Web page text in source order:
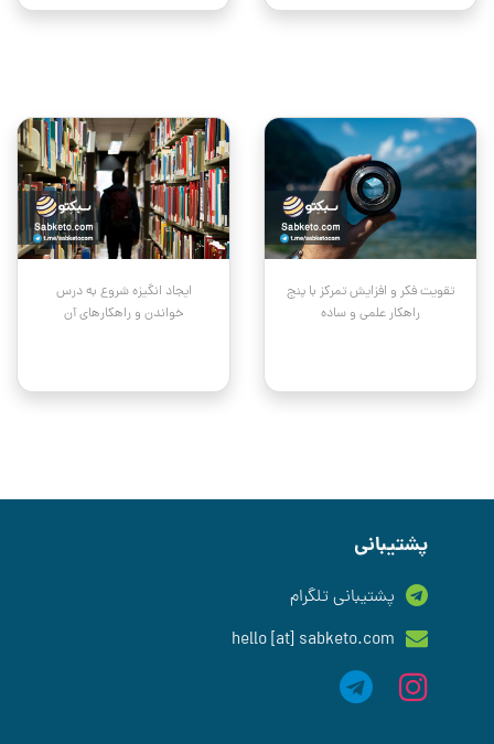
تقویت فکر و افزایش تمرکز با پنج
راهکار علمی و ساده
ایجاد انگیزه شروع به درس
خواندن و راهکارهای آن
پشتیبانی
پشتیبانی تلگرام
hello [at] sabketo.com